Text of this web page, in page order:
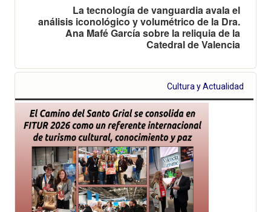
La tecnología de vanguardia avala el
análisis iconológico y volumétrico de la Dra.
Ana Mafé García sobre la reliquia de la
Catedral de Valencia
Cultura y Actualidad